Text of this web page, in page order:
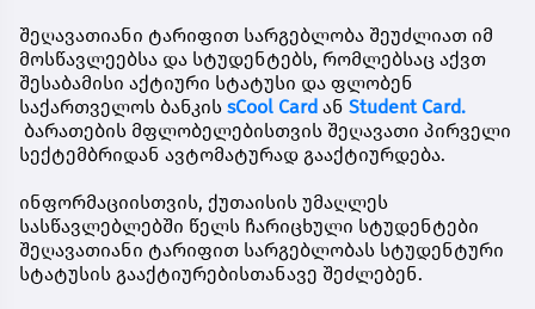
შეღავათიანი ტარიფით სარგებლობა შეუძლიათ იმ
მოსწავლეებსა და სტუდენტებს, რომლებსაც აქვთ
შესაბამისი აქტიური სტატუსი და ფლობენ
საქართველოს ბანკის sCool Card ან Student Card.
ბარათების მფლობელებისთვის შეღავათი პირველი
სექტემბრიდან ავტომატურად გააქტიურდება.
ინფორმაციისთვის, ქუთაისის უმაღლეს
სასწავლებლებში წელს ჩარიცხული სტუდენტები
შეღავათიანი ტარიფით სარგებლობას სტუდენტური
სტატუსის გააქტიურებისთანავე შეძლებენ.